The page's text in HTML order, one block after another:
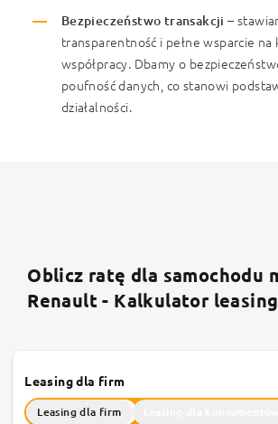
Bezpieczeństwo transakcji –
transparentność i pełne wsparcie na
współpracy. Dbamy o
poufność danych, co stanowi
działalności.
Oblicz ratę dla samochodu
Renault - Kalkulator
Leasing dla firm
Leasing dla firm